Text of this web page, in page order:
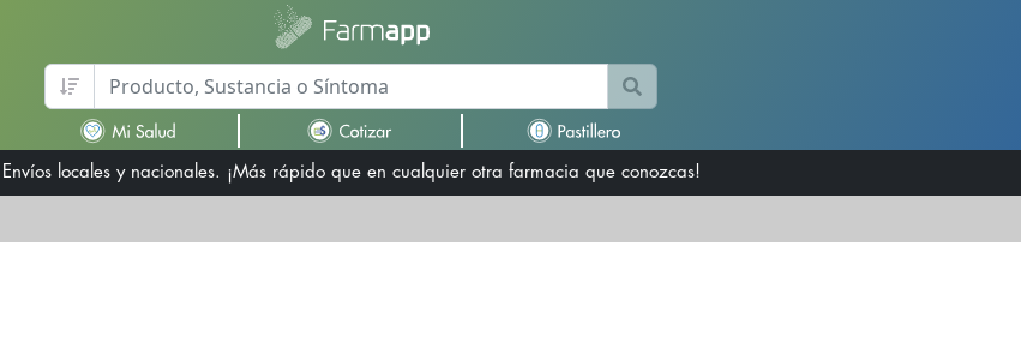
Envíos locales y nacionales. ¡Más rápido que en cualquier otra farmacia que conozcas!